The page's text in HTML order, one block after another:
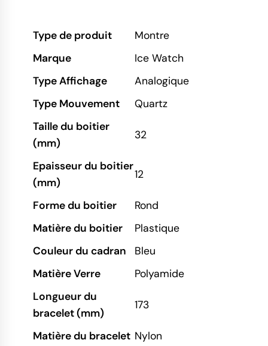
Type de produit
Montre
Marque
Ice Watch
Type Affichage
Analogique
Type Mouvement
Quartz
Taille du boitier
(mm)
32
Epaisseur du boitier
(mm)
12
Forme du boitier
Rond
Matière du boitier
Plastique
Couleur du cadran
Bleu
Matière Verre
Polyamide
Longueur du
bracelet (mm)
173
Matière du bracelet Nylon